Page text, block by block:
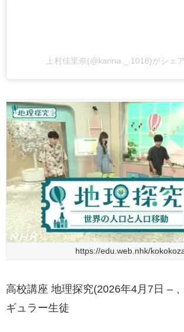
上村佳里奈(@karina._.1018)がシェ
https://edu.web.nhk/
高校講座 地理探究(2026年4月7日 –
ギュラー生徒